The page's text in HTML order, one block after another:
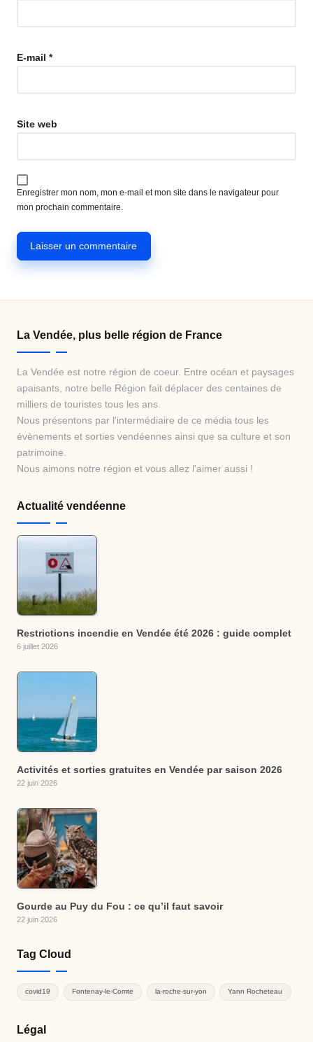
E-mail *
Site web
Enregistrer mon nom, mon e-mail et mon site dans le navigateur pour
mon prochain commentaire.
La Vendée, plus belle région de France
La Vendée est notre région de coeur. Entre océan et paysages
apaisants, notre belle Région fait déplacer des centaines de
milliers de touristes tous les ans.
Nous présentons par l'intermédiaire de ce média tous les
évènements et sorties vendéennes ainsi que sa culture et son
patrimoine.
Nous aimons notre région et vous allez l'aimer aussi !
Actualité vendéenne
Restrictions incendie en Vendée été 2026 : guide complet
6 juillet 2026
Activités et sorties gratuites en Vendée par saison 2026
22 juin 2026
Gourde au Puy du Fou : ce qu’il faut savoir
22 juin 2026
Tag Cloud
covid19 Fontenay-le-Comte la-roche-sur-yon Yann Rocheteau
Légal